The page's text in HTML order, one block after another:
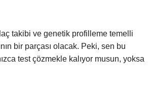
takibi ve genetik profilleme temelli
bir parçası olacak. Peki, sen bu
test çözmekle kalıyor musun, yoksa